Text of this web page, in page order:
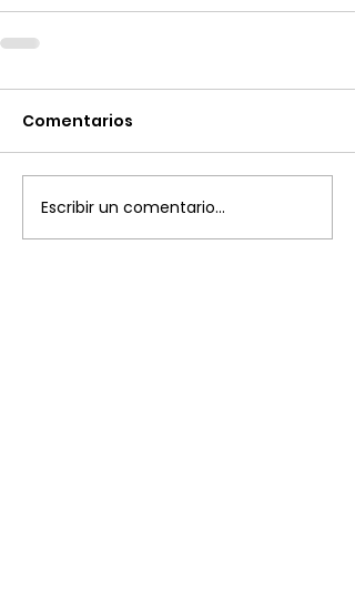
Comentarios
Escribir un comentario...